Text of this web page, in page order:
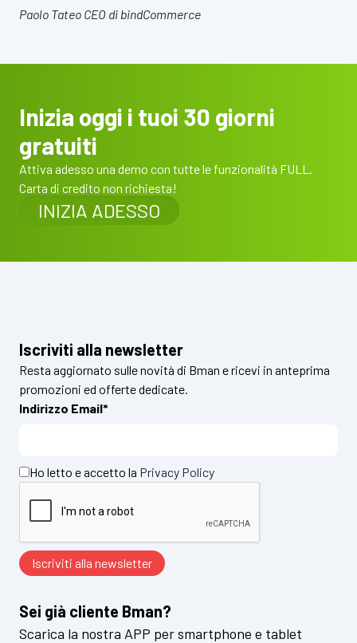
Paolo Tateo CEO di bindCommerce
Inizia oggi i tuoi 30 giorni
gratuiti
Attiva adesso una demo con tutte le funzionalità FULL.
Carta di credito non richiesta!
INIZIA ADESSO
Iscriviti alla newsletter
Resta aggiornato sulle novità di Bman e ricevi in anteprima
promozioni ed offerte dedicate.
Indirizzo Email*
Ho letto e accetto la Privacy Policy
Sei già cliente Bman?
Scarica la nostra APP per smartphone e tablet